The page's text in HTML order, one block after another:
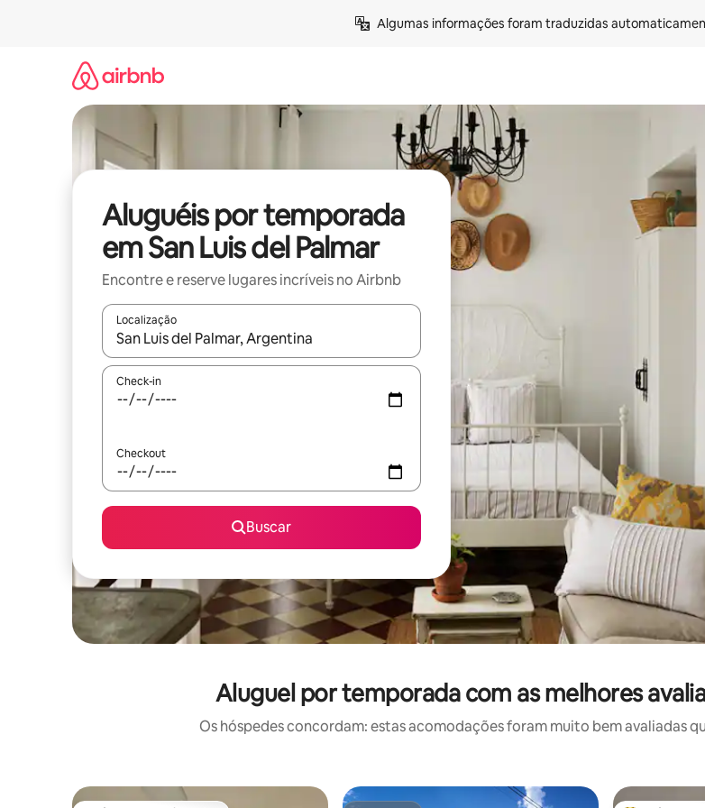
Algumas informações foram traduzidas
Aluguéis por temporada
em San Luis del Palmar
Encontre e reserve lugares incríveis no Airbnb
Localização
Quando os resultados estiverem disponíveis, explore-os usando as seta para cima e para baixo do
Check-in
Checkout
Buscar
Aluguel por temporada com as melhores
Os hóspedes concordam: estas acomodações foram muito bem avaliadas